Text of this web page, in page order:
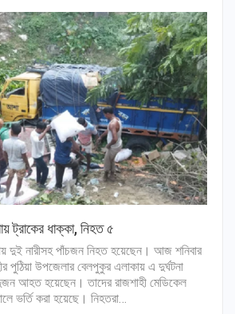
ট্রাকের ধাক্কা, নিহত ৫
দুই নারীসহ পাঁচজন নিহত হয়েছেন। আজ শনিবার
পুঠিয়া উপজেলার বেলপুকুর এলাকায় এ দুর্ঘটনা
আহত হয়েছেন। তাদের রাজশাহী মেডিকেল
ভর্তি করা হয়েছে। নিহতরা…